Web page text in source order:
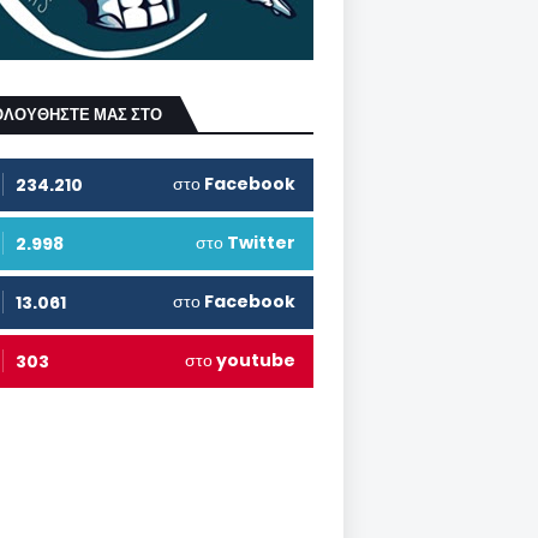
ΜΑΣ ΣΤΟ
234.210 στο Facebook
2.998 στο Twitter
13.061 στο Facebook
303 στοyoutube